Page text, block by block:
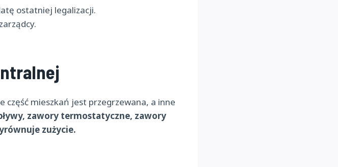
ostatniej legalizacji.
część mieszkań jest przegrzewana, a inne
zawory termostatyczne, zawory
zużycie.